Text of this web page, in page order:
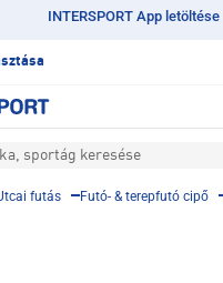
INTERSPORT App letöltése
sportág keresése
futás Futó- & terepfutó cipő